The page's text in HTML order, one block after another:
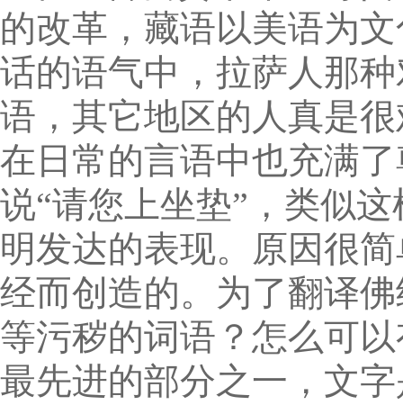
的改革，藏语以美语为
话的语气中，拉萨人那
语，其它地区的人真是
在日常的言语中也充满
说“请您上坐垫”，类似
明发达的表现。原因很
经而创造的。为了翻译
等污秽的词语？怎么可
最先进的部分之一，文